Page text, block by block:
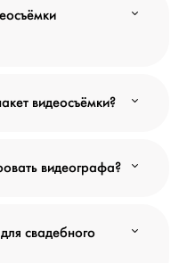
видеосъёмки?
видеографа?
свадебного